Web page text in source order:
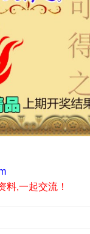
料,一起交流！